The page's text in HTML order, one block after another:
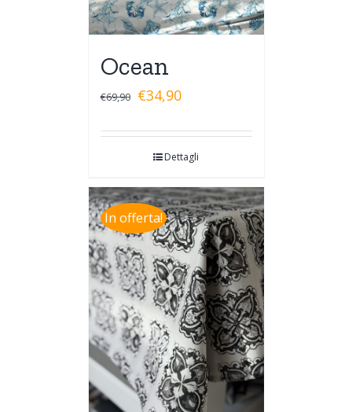
Ocean
€69,90 €34,90
Dettagli
In offerta!